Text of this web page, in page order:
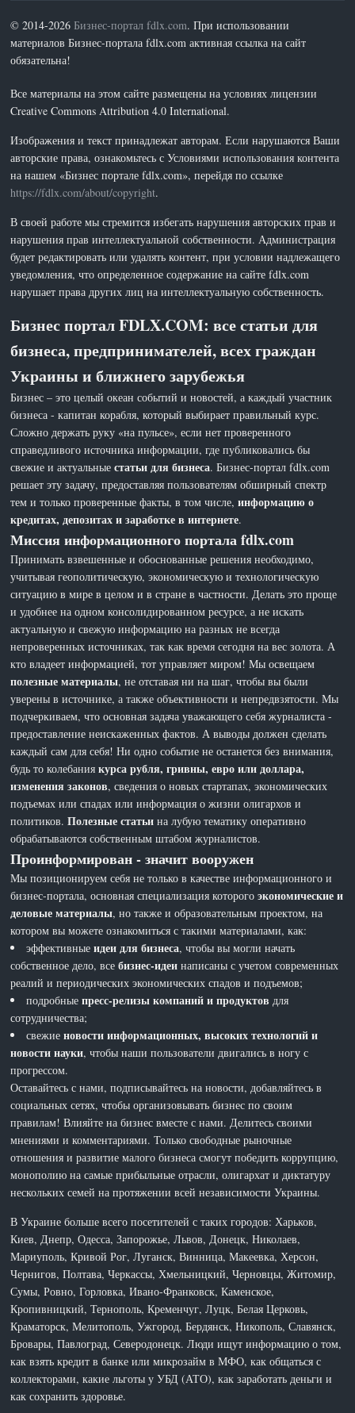
© 2014-2026Бизнес-портал fdlx.com. При использовании
материалов Бизнес-портала fdlx.com активная ссылка на сайт
обязательна!
Все материалы на этом сайте размещены на условиях лицензии
Creative Commons Attribution 4.0 International.
Изображения и текст принадлежат авторам. Если нарушаются Ваши
авторские права, ознакомьтесь с Условиями использования контента
на нашем «Бизнес портале fdlx.com», перейдя по ссылке
https://fdlx.com/about/copyright.
В своей работе мы стремится избегать нарушения авторских прав и
нарушения прав интеллектуальной собственности. Администрация
будет редактировать или удалять контент, при условии надлежащего
уведомления, что определенное содержание на сайте fdlx.com
нарушает права других лиц на интеллектуальную собственность.
Бизнес портал FDLX.COM: все статьи для
бизнеса, предпринимателей, всех граждан
Украины и ближнего зарубежья
Бизнес – это целый океан событий и новостей, а каждый участник
бизнеса - капитан корабля, который выбирает правильный курс.
Сложно держать руку «на пульсе», если нет проверенного
справедливого источника информации, где публиковались бы
свежие и актуальныестатьи для бизнеса. Бизнес-портал fdlx.com
решает эту задачу, предоставляя пользователям обширный спектр
тем и только проверенные факты, в том числе,информацию о
кредитах, депозитах и заработке в интернете.
Миссия информационного портала fdlx.com
Принимать взвешенные и обоснованные решения необходимо,
учитывая геополитическую, экономическую и технологическую
ситуацию в мире в целом и в стране в частности. Делать это проще
и удобнее на одном консолидированном ресурсе, а не искать
актуальную и свежую информацию на разных не всегда
непроверенных источниках, так как время сегодня на вес золота. А
кто владеет информацией, тот управляет миром! Мы освещаем
полезные материалы, не отставая ни на шаг, чтобы вы были
уверены в источнике, а также объективности и непредвзятости. Мы
подчеркиваем, что основная задача уважающего себя журналиста -
предоставление неискаженных фактов. А выводы должен сделать
каждый сам для себя! Ни одно событие не останется без внимания,
будь то колебаниякурса рубля, гривны, евро или доллара,
изменения законов, сведения о новых стартапах, экономических
подъемах или спадах или информация о жизни олигархов и
политиков.Полезные статьи на лубую тематику оперативно
обрабатываются собственным штабом журналистов.
Проинформирован - значит вооружен
Мы позиционируем себя не только в качестве информационного и
бизнес-портала, основная специализация которогоэкономические и
деловые материалы, но также и образовательным проектом, на
котором вы можете ознакомиться с такими материалами, как:
эффективныеидеи для бизнеса, чтобы вы могли начать
собственное дело, всебизнес-идеи написаны с учетом современных
реалий и периодических экономических спадов и подъемов;
подробныепресс-релизы компаний и продуктов для
сотрудничества;
свежиеновости информационных, высоких технологий и
новости науки, чтобы наши пользователи двигались в ногу с
прогрессом.
Оставайтесь с нами, подписывайтесь на новости, добавляйтесь в
социальных сетях, чтобы организовывать бизнес по своим
правилам! Влияйте на бизнес вместе с нами. Делитесь своими
мнениями и комментариями. Только свободные рыночные
отношения и развитие малого бизнеса смогут победить коррупцию,
монополию на самые прибыльные отрасли, олигархат и диктатуру
нескольких семей на протяжении всей независимости Украины.
В Украине больше всего посетителей с таких городов: Харьков,
Киев, Днепр, Одесса, Запорожье, Львов, Донецк, Николаев,
Мариуполь, Кривой Рог, Луганск, Винница, Макеевка, Херсон,
Чернигов, Полтава, Черкассы, Хмельницкий, Черновцы, Житомир,
Сумы, Ровно, Горловка, Ивано-Франковск, Каменское,
Кропивницкий, Тернополь, Кременчуг, Луцк, Белая Церковь,
Краматорск, Мелитополь, Ужгород, Бердянск, Никополь, Славянск,
Бровары, Павлоград, Северодонецк. Люди ищут информацию о том,
как взять кредит в банке или микрозайм в МФО, как общаться с
коллекторами, какие льготы у УБД (АТО), как заработать деньги и
как сохранить здоровье.